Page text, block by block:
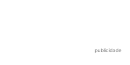
publicidade